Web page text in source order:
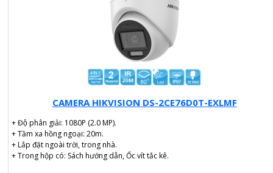
CAMERA HIKVISION DS-2CE76D0T-EXLMF
+ Độ phân giải: 1080P (2.0 MP).
+ Tầm xa hồng ngoại: 20m.
+ Lắp đặt ngoài trời, trong nhà.
+ Trong hộp có: Sách hướng dẫn, Ốc vít tắc kê.